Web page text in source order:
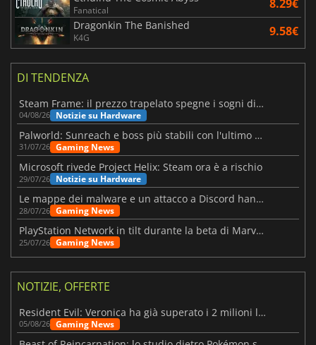
Fanatical 8.29€
Dragonkin The Banished
K4G 9.58€
DI TENDENZA
Steam Frame: il prezzo trapelato spegne i sogni di un VR economico
04/08/26 Notizie su Hardware
Palworld: Sunreach e boss più stabili con l'ultimo update
31/07/26 Gaming News
Microsoft rivede Project Helix: Steam ora è a rischio
29/07/26 Notizie su Hardware
Le mappe dei malware e un attacco a Discord hanno colpito Meccha Chameleon
28/07/26 Gaming News
PlayStation Network in tilt durante la beta di Marvel Tōkon
25/07/26 Gaming News
NOTIZIE, OFFERTE
Resident Evil: Veronica ha già superato i 2 milioni liste dei desideri
05/08/26 Gaming News